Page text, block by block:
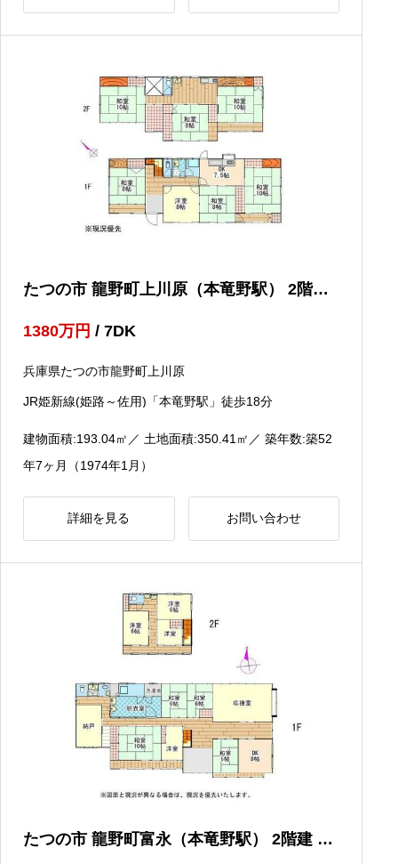
たつの市 龍野町上川原（本竜野駅） 2階建
1380万円 / 7DK
兵庫県たつの市龍野町上川原
JR姫新線(姫路～佐用)「本竜野駅」徒歩18分
建物面積:193.04㎡ ／ 土地面積:350.41 ㎡ ／ 築年数:築52
年7ヶ月（1974年1月）
詳細を見る お問い合わせ
たつの市 龍野町富永（本竜野駅） 2階建 ７